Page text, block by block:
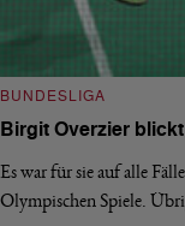
BUNDESLIGA
Birgit Overzier
Es war für sie auf alle
Olympischen Spiele.